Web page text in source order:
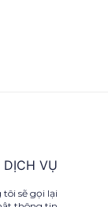
VỤ
tôi sẽ gọi lại